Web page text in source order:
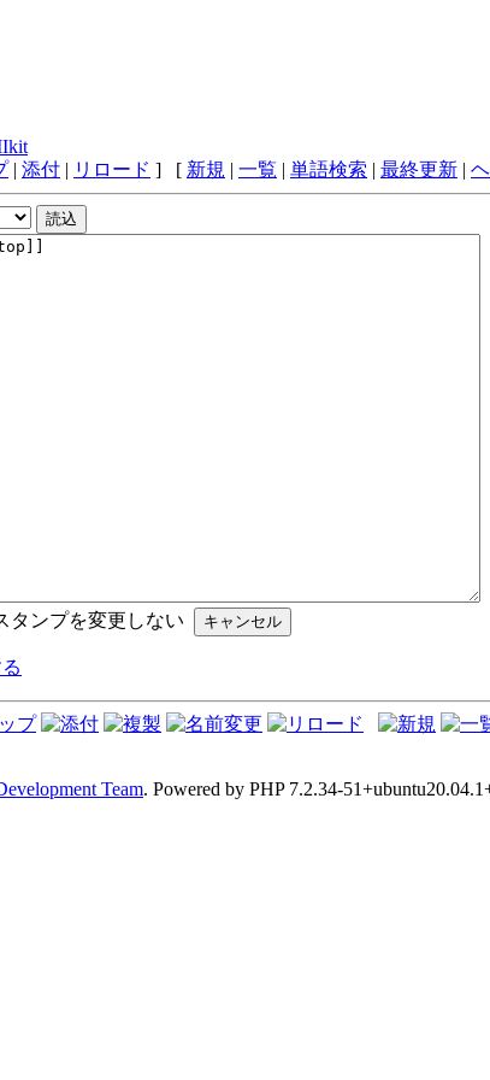
| 添付 | リロード ] [ 新規 | 一覧 | 単語検索 | 最終更新 |
タンプを変更しない
Team. Powered by PHP 7.2.34-